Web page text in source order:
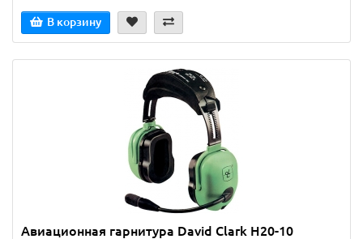
В корзину
Авиационная гарнитура David Clark H20-10